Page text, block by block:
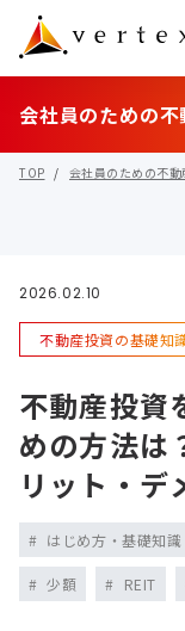
会社員のための
TOP 会社員のための不
2026.02.10
不動産投資の基礎知
不動産投資
めの方法は
リット・デ
はじめ方・基礎知識
少額 REIT